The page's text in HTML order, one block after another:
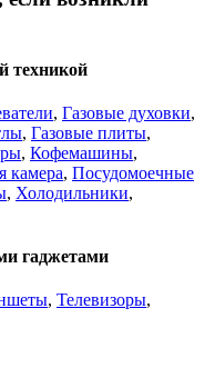
техникой
, Газовые духовки,
, Газовые плиты,
, Кофемашины,
камера, Посудомоечные
, Холодильники,
гаджетами
, Телевизоры,